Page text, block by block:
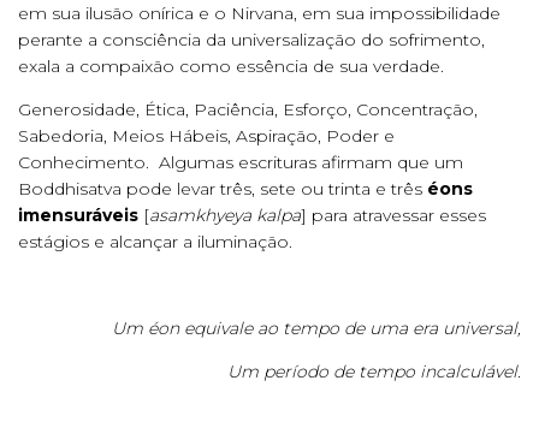
em sua ilusão onírica e o Nirvana, em sua impossibilidade
perante a consciência da universalização do sofrimento,
exala a compaixão como essência de sua verdade.
Generosidade, Ética, Paciência, Esforço, Concentração,
Sabedoria, Meios Hábeis, Aspiração, Poder e
Conhecimento. Algumas escrituras afirmam que um
Boddhisatva pode levar três, sete ou trinta e três éons
imensuráveis [asamkhyeya kalpa] para atravessar esses
estágios e alcançar a iluminação.
Um éon equivale ao tempo de uma era universal,
Um período de tempo incalculável.